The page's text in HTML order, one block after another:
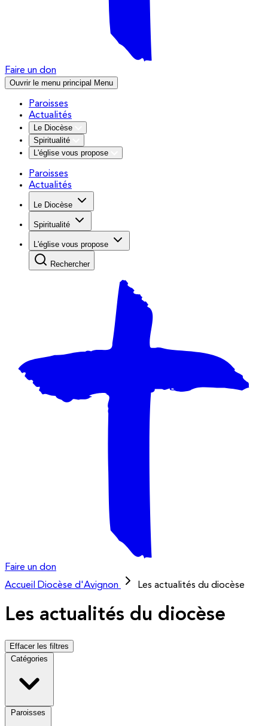
Faire un don
Ouvrir le menu principal Menu
Paroisses
Actualités
Le Diocèse
Spiritualité
L'église vous propose
Paroisses
Actualités
Le Diocèse
Spiritualité
L'église vous propose
Rechercher
Faire un don
Accueil
Diocèse d'Avignon Les actualités du diocèse
Les actualités du diocèse
Effacer les filtres
Catégories
Paroisses